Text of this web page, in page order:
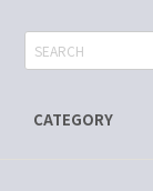
CATEGORY